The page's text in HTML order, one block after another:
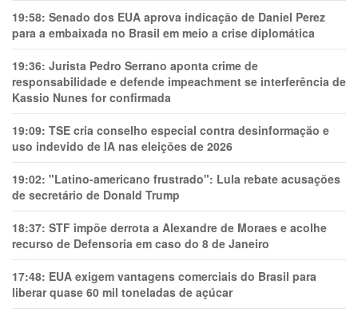
19:58: Senado dos EUA aprova indicação de Daniel Perez
para a embaixada no Brasil em meio a crise diplomática
19:36: Jurista Pedro Serrano aponta crime de
responsabilidade e defende impeachment se interferência de
Kassio Nunes for confirmada
19:09: TSE cria conselho especial contra desinformação e
uso indevido de IA nas eleições de 2026
19:02: "Latino-americano frustrado": Lula rebate acusações
de secretário de Donald Trump
18:37: STF impõe derrota a Alexandre de Moraes e acolhe
recurso de Defensoria em caso do 8 de Janeiro
17:48: EUA exigem vantagens comerciais do Brasil para
liberar quase 60 mil toneladas de açúcar